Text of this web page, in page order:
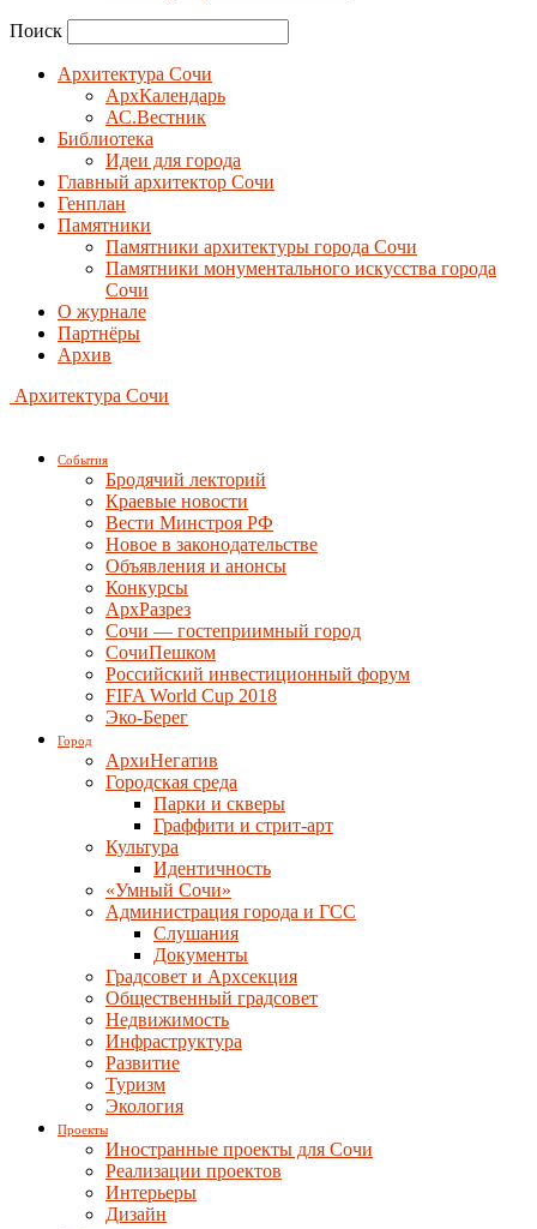
Поиск
Архитектура Сочи
АрхКалендарь
АС.Вестник
Библиотека
Идеи для города
Главный архитектор Сочи
Генплан
Памятники
Памятники архитектуры города Сочи
Памятники монументального искусства города
Сочи
О журнале
Партнёры
Архив
Архитектура Сочи
События
Бродячий лекторий
Краевые новости
Вести Минстроя РФ
Новое в законодательстве
Объявления и анонсы
Конкурсы
АрхРазрез
Сочи — гостеприимный город
СочиПешком
Российский инвестиционный форум
FIFA World Cup 2018
Эко-Берег
Город
АрхиНегатив
Городская среда
Парки и скверы
Граффити и стрит-арт
Культура
Идентичность
«Умный Сочи»
Администрация города и ГСС
Слушания
Документы
Градсовет и Архсекция
Общественный градсовет
Недвижимость
Инфраструктура
Развитие
Туризм
Экология
Проекты
Иностранные проекты для Сочи
Реализации проектов
Интерьеры
Дизайн